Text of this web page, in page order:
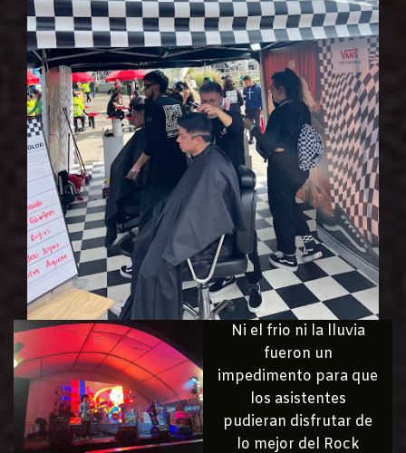
Ni el frio ni la lluvia
fueron un
impedimento para que
los asistentes
pudieran disfrutar de
lo mejor del Rock